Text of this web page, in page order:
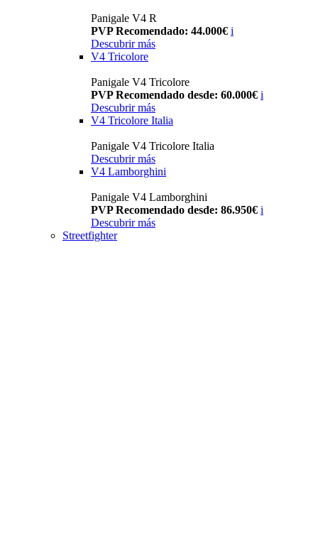
Panigale V4 R
PVP Recomendado: 44.000€ i
Descubrir más
V4 Tricolore
Panigale V4 Tricolore
PVP Recomendado desde: 60.000€ i
Descubrir más
V4 Tricolore Italia
Panigale V4 Tricolore Italia
Descubrir más
V4 Lamborghini
Panigale V4 Lamborghini
PVP Recomendado desde: 86.950€ i
Descubrir más
Streetfighter